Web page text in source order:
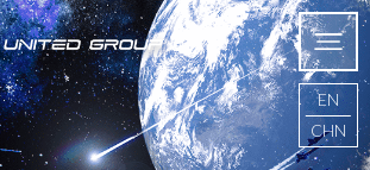
EN
CHN